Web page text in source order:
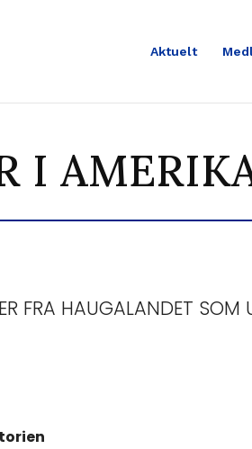
Aktuelt
I
FRA HAUGALANDET SOM